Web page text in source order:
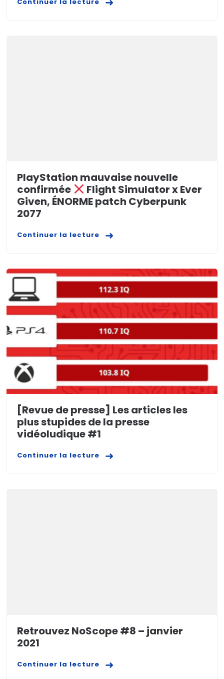
Continuer la lecture
PlayStation mauvaise nouvelle
confirmée
Flight Simulator x Ever
Given, ÉNORME patch Cyberpunk
2077
Continuer la lecture
[Revue de presse] Les articles les
plus stupides de la presse
vidéoludique #1
Continuer la lecture
Retrouvez NoScope #8 – janvier
2021
Continuer la lecture